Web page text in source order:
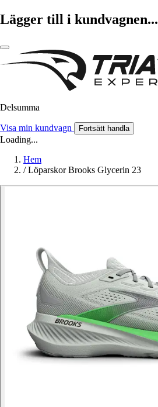
Lägger till i kundvagnen...
Delsumma
Visa min kundvagn Fortsätt handla
Loading...
Hem
/ Löparskor Brooks Glycerin 23